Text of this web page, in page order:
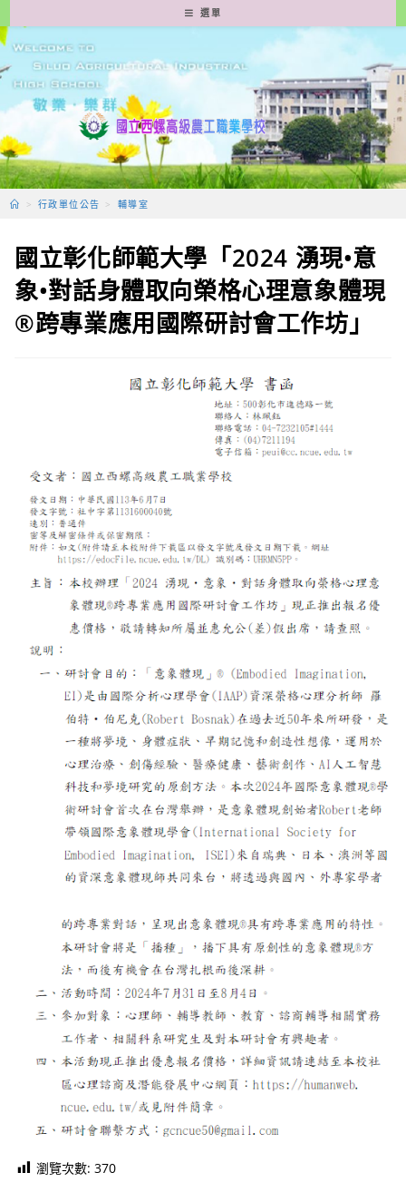
轉
至
要
容
選單
> 行政單位公告 > 輔導室
國立彰化師範大學「2024 湧現•意
象•對話身體取向榮格心理意象體現
®跨專業應用國際研討會工作坊」
瀏覽次數: 370